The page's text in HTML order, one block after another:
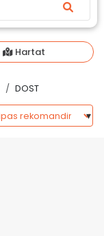
Hartat
DOST